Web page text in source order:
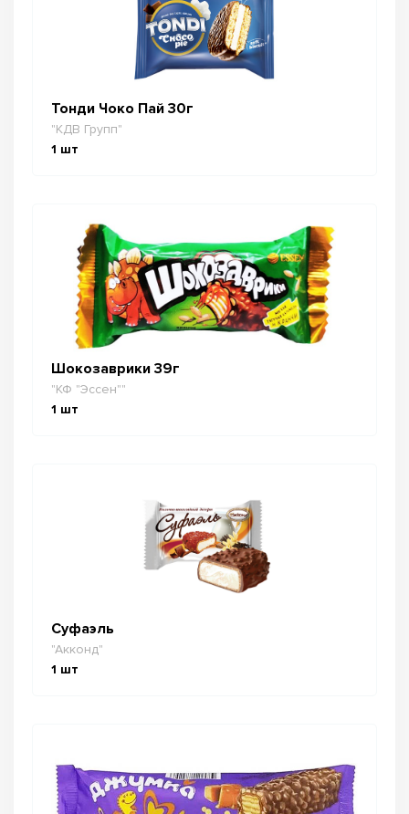
Тонди Чоко Пай 30г
"КДВ Групп"
1 шт
Шокозаврики 39г
"КФ "Эссен""
1 шт
Суфаэль
"Акконд"
1 шт